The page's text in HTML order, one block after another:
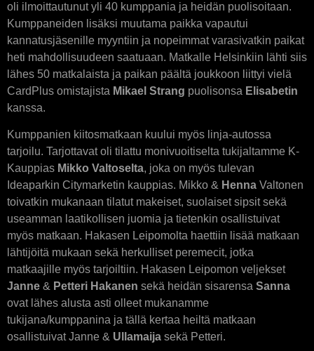
oli ilmoittautunut yli 40 kumppania ja heidän puolisoitaan.
Kumppaneiden lisäksi muutama paikka vapautui
kannatusjäsenille myyntiin ja nopeimmat varasivatkin paikat
heti mahdollisuudeen saatuaan. Matkalle Helsinkiin lähti siis
lähes 50 matkalaista ja paikan päältä joukkoon liittyi vielä
CardPlus omistajista Mikael Strang puolisonsa Elisabetin
kanssa.
Kumppanien kiitosmatkaan kuului myös linja-autossa
tarjoilu. Tarjottavat oli tilattu monivuoitiselta tukijaltamme K-
Kauppias Mikko Valtoselta, joka on myös tulevan
Ideaparkin Citymarketin kauppias. Mikko & Henna Valtonen
toivatkin mukanaan tilatut makeiset, suolaiset sipsit sekä
useamman laatikollisen juomia ja tietenkin osallistuivat
myös matkaan. Hakasen Leipomolta haettiin lisää matkaan
lähtijöitä mukaan sekä herkulliset peremecit, jotka
matkaajille myös tarjoiltiin. Hakasen Leipomon veljekset
Janne & Petteri Hakanen sekä heidän sisarensa Sanna
ovat lähes alusta asti olleet mukanamme
tukijana/kumppanina ja tällä kertaa heiltä matkaan
osallistuivat Janne & Ullamaija sekä Petteri.